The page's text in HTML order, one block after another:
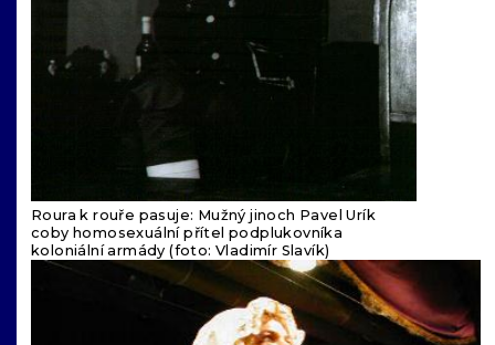
Roura k rouře pasuje: Mužný jinoch Pavel Urík
coby homosexuální přítel podplukovníka
koloniální armády (foto: Vladimír Slavík)